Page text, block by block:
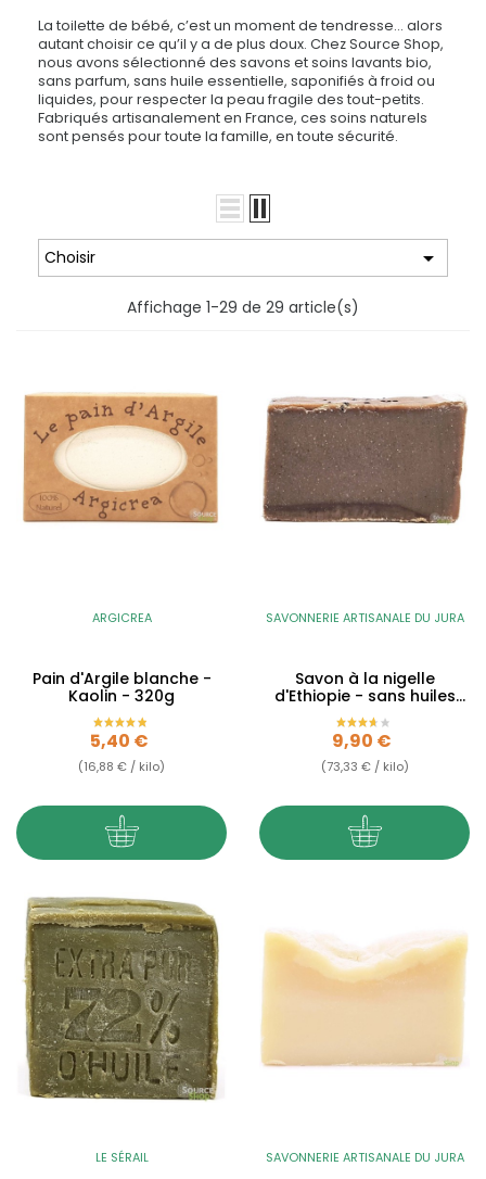
La toilette de bébé, c’est un moment de tendresse… alors
autant choisir ce qu’il y a de plus doux. Chez Source Shop,
nous avons sélectionné des savons et soins lavants bio,
sans parfum, sans huile essentielle, saponifiés à froid ou
liquides, pour respecter la peau fragile des tout-petits.
Fabriqués artisanalement en France, ces soins naturels
sont pensés pour toute la famille, en toute sécurité.
Choisir 
Affichage 1-29 de 29 article(s)
ARGICREA
Pain d'Argile blanche -
Kaolin - 320g
Prix
5,40 €
(16,88 € / kilo)
SAVONNERIE ARTISANALE DU JURA
Savon à la nigelle
d'Ethiopie - sans huiles
essentielles - 135g
Prix
9,90 €
(73,33 € / kilo)
LE SÉRAIL SAVONNERIE ARTISANALE DU JURA